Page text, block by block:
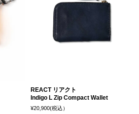
REACT リアクト
Indigo L Zip Compact Wallet
¥20,900(税込）